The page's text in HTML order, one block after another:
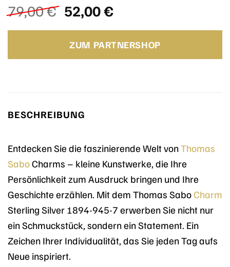
79,00€ Ursprünglicher
Preis
war:
79,00 €
52,00€Aktueller
ist:
52,00 €.
ZUM PARTNERSHOP
BESCHREIBUNG
Entdecken Sie die faszinierende Welt vonThomas
SaboCharms – kleine Kunstwerke, die Ihre
Persönlichkeit zum Ausdruck bringen und Ihre
Geschichte erzählen. Mit dem Thomas SaboCharm
Sterling Silver 1894-945-7 erwerben Sie nicht nur
ein Schmuckstück, sondern ein Statement. Ein
Zeichen Ihrer Individualität, das Sie jeden Tag aufs
Neue inspiriert.